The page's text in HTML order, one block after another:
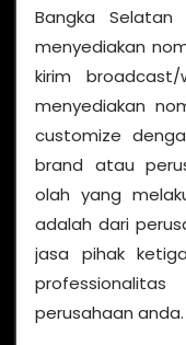
Bangka
menyediakan
kirim
menyediakan
customize
brand atau
olah yang
adalah dari
jasa pihak
perusahaan anda.